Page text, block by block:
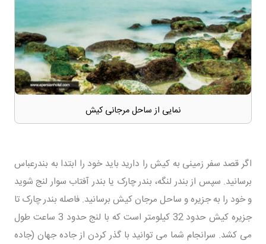
نمایی از ساحل مرجانی کیش
اگر قصد سفر زمینی به کیش را دارید باید خود را ابتدا به بندرعباس
برسانید. سپس از بندر لنگه، بندر چارک یا بندر آفتاب سوار لنج شوید
و خود را به جزیره و ساحل مرجان کیش برسانید. فاصله بندر چارک تا
جزیره کیش حدود 32 کیلومتر است که با لنج حدود 3 ساعت طول
می کشد. سرانجام شما می توانید با گذر کردن از جاده جهان (جاده